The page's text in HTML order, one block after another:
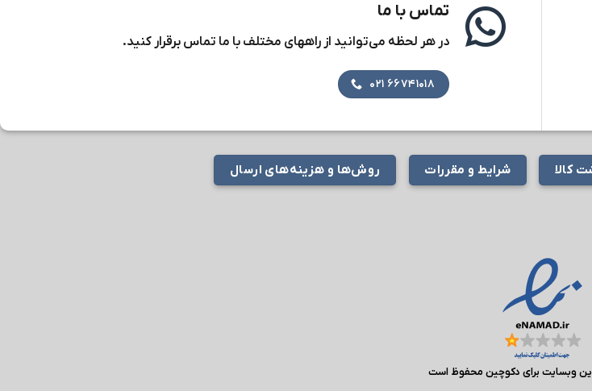
تماس با ما
در هر لحظه می‌توانید از راههای مختلف با ما تماس برقرار کنید.
۶۶۷۴۱۰۱۸ ۰۲۱
کالا شرایط و مقررات روش‌ها و هزینه‌های ارسال
وبسایت برای دکوچین محفوظ است